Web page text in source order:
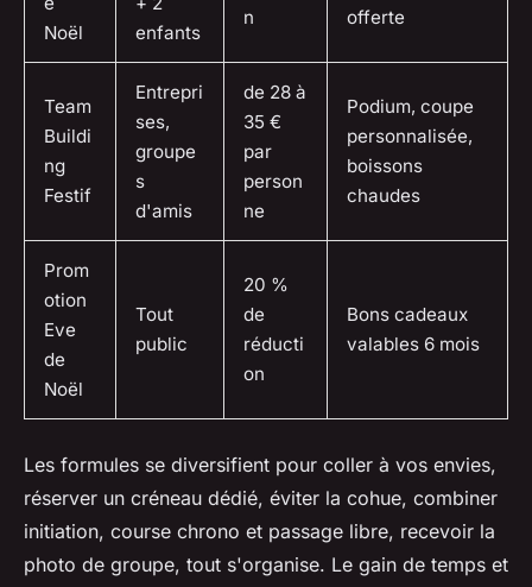
Noël
enfants
n
offerte
Team
Buildi
ng
Festif
Entrepri
ses,
groupe
s
d'amis
de 28 à
35 €
par
person
ne
Podium, coupe
personnalisée,
boissons
chaudes
Prom
otion
Eve
de
Noël
Tout
public
20 %
de
réducti
on
Bons cadeaux
valables 6 mois
Les formules se diversifient pour coller à vos envies,
réserver un créneau dédié, éviter la cohue, combiner
initiation, course chrono et passage libre, recevoir la
photo de groupe, tout s'organise. Le gain de temps et